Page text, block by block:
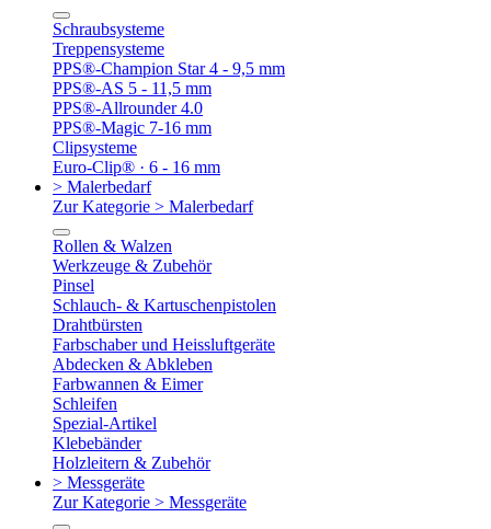
Schraubsysteme
Treppensysteme
PPS®-Champion Star 4 - 9,5 mm
PPS®-AS 5 - 11,5 mm
PPS®-Allrounder 4.0
PPS®-Magic 7-16 mm
Clipsysteme
Euro-Clip® · 6 - 16 mm
> Malerbedarf
Zur Kategorie > Malerbedarf
Rollen & Walzen
Werkzeuge & Zubehör
Pinsel
Schlauch- & Kartuschenpistolen
Drahtbürsten
Farbschaber und Heissluftgeräte
Abdecken & Abkleben
Farbwannen & Eimer
Schleifen
Spezial-Artikel
Klebebänder
Holzleitern & Zubehör
> Messgeräte
Zur Kategorie > Messgeräte